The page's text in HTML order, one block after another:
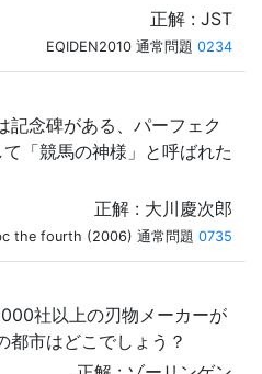
正解 : JST
EQIDEN2010 通常問題 0234
記念碑がある、パーフェク
「競馬の神様」と呼ばれた
正解 : 大川慶次郎
the fourth (2006) 通常問題 0735
社以上の刃物メーカーが
都市はどこでしょう？